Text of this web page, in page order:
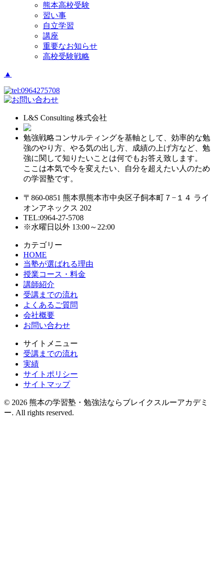
熊本高校受験
習い事
自立学習
講座
重要なお知らせ
高校受験戦略
▲
L&S Consulting 株式会社
勉強戦略コンサルティングを基軸として、効率的な勉
強のやり方、やる気の出し方、成績の上げ方など、勉
強に関して知りたいことは何でもお答え致します。
ここは本気で今を変えたい、自分を超えたい人のため
の学習塾です。
〒860-0851 熊本県熊本市中央区子飼本町７−１４ ライ
オンアネックス 202
TEL:0964-27-5708
※水曜日以外 13:00～22:00
カテゴリー
HOME
当塾が選ばれる理由
授業コース・料金
講師紹介
受講までの流れ
よくあるご質問
会社概要
お問い合わせ
サイトメニュー
受講までの流れ
実績
サイトポリシー
サイトマップ
© 2026 熊本の学習塾・勉強法ならブレイクスルーアカデミ
ー. All rights reserved.